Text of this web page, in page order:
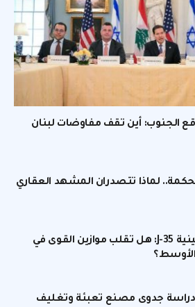
الجنوب: أين تقف مفاوضات لبنان
لماذا تتصدران المشهد العقاري
المقاتلة الشبحية الصينية J-35: هل تقلب موازين القوى في
جدوى مصنع تعبئة وتغليف